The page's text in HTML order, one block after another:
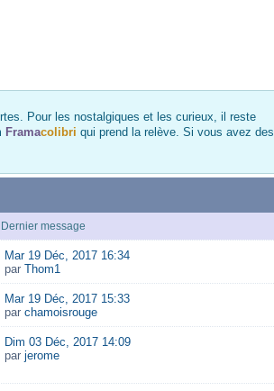
Pour les nostalgiques et les curieux, il reste
Framacolibri qui prend la relève. Si vous avez des
Dernier message
Mar 19 Déc, 2017 16:34
par Thom1
Mar 19 Déc, 2017 15:33
par chamoisrouge
Dim 03 Déc, 2017 14:09
par jerome